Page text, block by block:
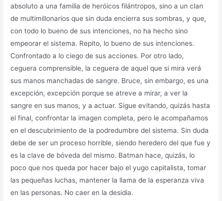
absoluto a una familia de heróicos filántropos, sino a un clan
de multimillonarios que sin duda encierra sus sombras, y que,
con todo lo bueno de sus intenciones, no ha hecho sino
empeorar el sistema. Repito, lo bueno de sus intenciones.
Confrontado a lo ciego de sus acciones. Por otro lado,
ceguera comprensible, la ceguera de aquel que si mira verá
sus manos manchadas de sangre. Bruce, sin embargo, es una
excepción, excepción porque se atreve a mirar, a ver la
sangre en sus manos, y a actuar. Sigue evitando, quizás hasta
el final, confrontar la imagen completa, pero le acompañamos
en el descubrimiento de la podredumbre del sistema. Sin duda
debe de ser un proceso horrible, siendo heredero del que fue y
es la clave de bóveda del mismo. Batman hace, quizás, lo
poco que nos queda por hacer bajo el yugo capitalista, tomar
las pequeñas luchas, mantener la llama de la esperanza viva
en las personas. No caer en la desidia.